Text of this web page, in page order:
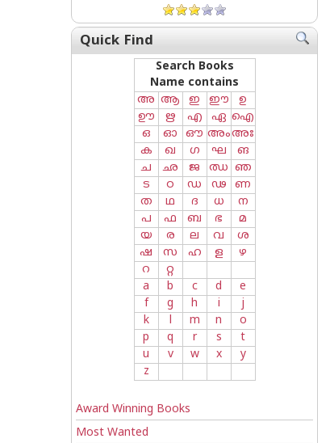
Quick Find
Search Books
Name contains
അ ആ ഇ ഈ
ഉ
ഊ
ഋ എ ഏ ഐ
ഒ
ഓ ഔ അംഅഃ
ക
ഖ ഗ ഘ
ങ
ച
ഛ ജ ഝ ഞ
ട
ഠ ഡ ഢ
ണ
ത
ഥ ദ ധ
ന
പ
ഫ ബ ഭ
മ
യ
ര ല വ
ശ
ഷ
സ ഹ ള
ഴ
റ
റ്റ
a
b c d
e
f
g h i
j
k
l m n
o
p
q r s
t
u
v w x
y
z
Award Winning Books
Most Wanted